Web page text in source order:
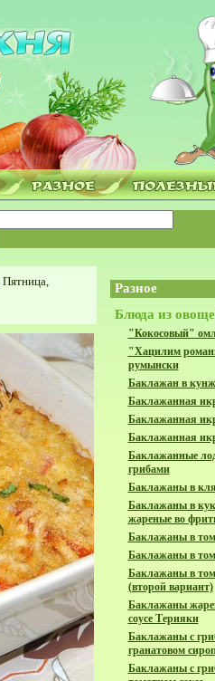
Пятница,
Разное
Блюда из
"Кокосовый"
"Хацилим
румынски
Баклажан в
Баклажанная
Баклажанная
Баклажанная
Баклажанные
грибами
Баклажаны в
Баклажаны в
жареные во
Баклажаны в
Баклажаны в
Баклажаны в
(второй вариант)
Баклажаны
соусе Терияки
Баклажаны с
гранатовом
Баклажаны с